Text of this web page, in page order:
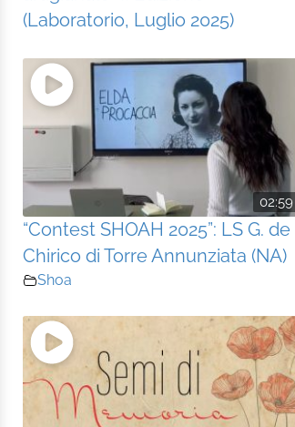
(Laboratorio, Luglio 2025)
02:59
“Contest SHOAH 2025”: LS G. de
Chirico di Torre Annunziata (NA)
Shoa